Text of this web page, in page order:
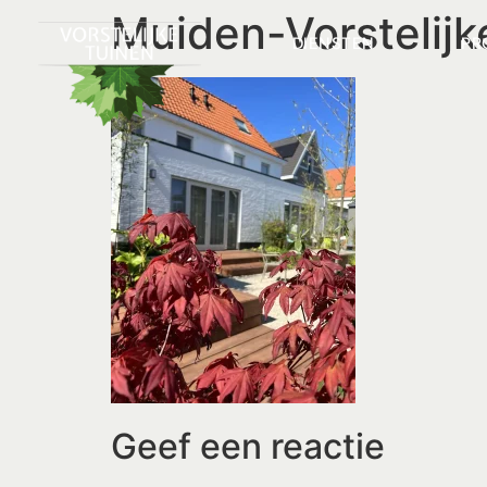
DIENSTEN
Muiden-
Geef een reactie